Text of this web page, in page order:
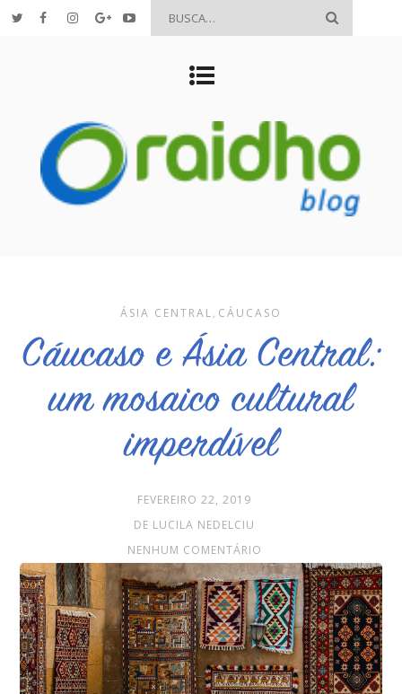
ÁSIA CENTRAL, CÁUCASO
Cáucaso e Ásia Central:
um mosaico cultural
imperdível
FEVEREIRO 22, 2019
DE LUCILA NEDELCIU
NENHUM COMENTÁRIO